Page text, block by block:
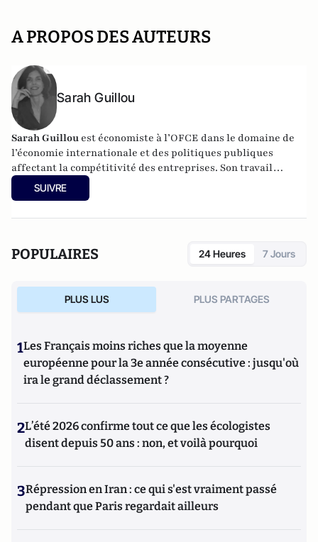
A PROPOS DES AUTEURS
Sarah Guillou
Sarah Guillou est économiste à l’OFCE dans le domaine de
l’économie internationale et des politiques publiques
affectant la compétitivité des entreprises. Son travail
mobilise l’exploitation statistique de bases de données
d’entreprises et de salariés ainsi que les données de
SUIVRE
POPULAIRES 24 Heures 7 Jours
PLUS LUS PLUS PARTAGES
1Les Français moins riches que la moyenne
européenne pour la 3e année consécutive : jusqu'où
ira le grand déclassement ?
2L’été 2026 confirme tout ce que les écologistes
disent depuis 50 ans : non, et voilà pourquoi
3Répression en Iran : ce qui s'est vraiment passé
pendant que Paris regardait ailleurs